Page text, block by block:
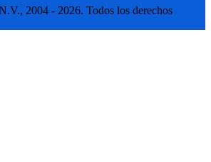
2004 - 2026. Todos los derechos